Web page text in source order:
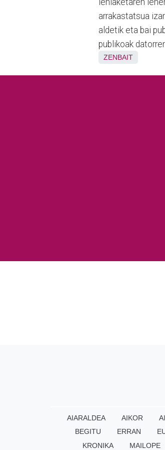
arrakastatsua
aldetik eta bai
publikoak
ZENBAIT
AIARALDEA AIKOR
BEGITU
ERRAN
KRONIKA
MAILOPE